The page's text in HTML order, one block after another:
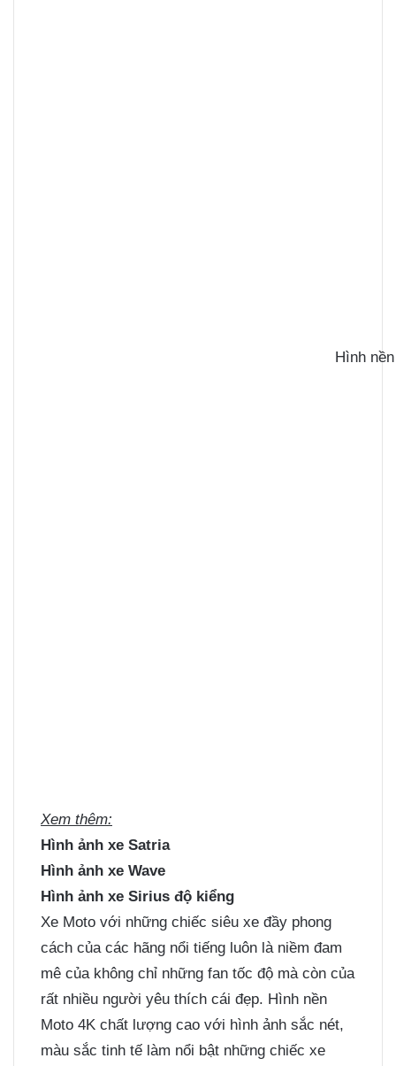
Hình
Xem thêm:
Hình ảnh xe Satria
Hình ảnh xe Wave
Hình ảnh xe Sirius độ kiểng
Xe Moto với những chiếc siêu xe đầy phong
cách của các hãng nổi tiếng luôn là niềm đam
mê của không chỉ những fan tốc độ mà còn của
rất nhiều người yêu thích cái đẹp. Hình nền
Moto 4K chất lượng cao với hình ảnh sắc nét,
màu sắc tinh tế làm nổi bật những chiếc xe